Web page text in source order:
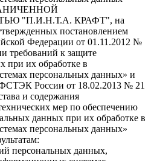
"П.И.Н.Т.А. КРАФТ", на
постановлением
Федерации от 01.11.2012 №
требований к защите
при их обработке в
персональных данных» и
России от 18.02.2013 № 21
и содержания
мер по обеспечению
данных при их обработке в
персональных данных»
персональных данных,